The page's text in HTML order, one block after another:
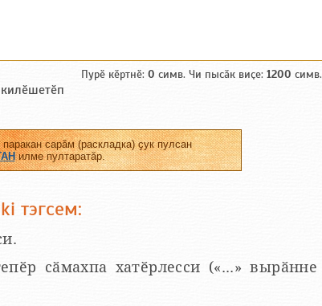
Пурӗ кӗртнӗ: 0 симв. Чи пысӑк виҫе: 1200 симв.
килӗшетӗп
сарӑм (раскладка) ҫук пулсан
илме пултаратӑр.
тэгсем:
сӑмахпа хатӗрлесси («...» вырӑнне